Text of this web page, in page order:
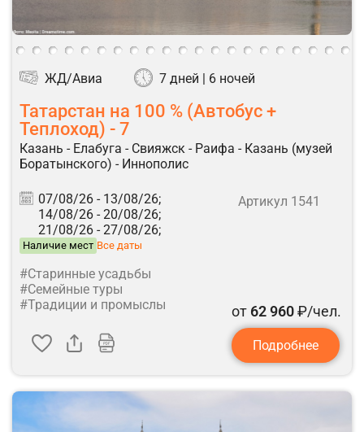
ЖД/Авиа 7 дней | 6 ночей
Татарстан на 100 % (Автобус +
Теплоход) - 7
Казань - Елабуга - Свияжск - Раифа - Казань (музей
Боратынского) - Иннополис
07/08/26 - 13/08/26;
14/08/26 - 20/08/26;
21/08/26 - 27/08/26;
Наличие мест Все даты
Артикул 1541
#Старинные усадьбы
#Семейные туры
#Традиции и промыслы
от 62 960₽/чел.
Подробнее